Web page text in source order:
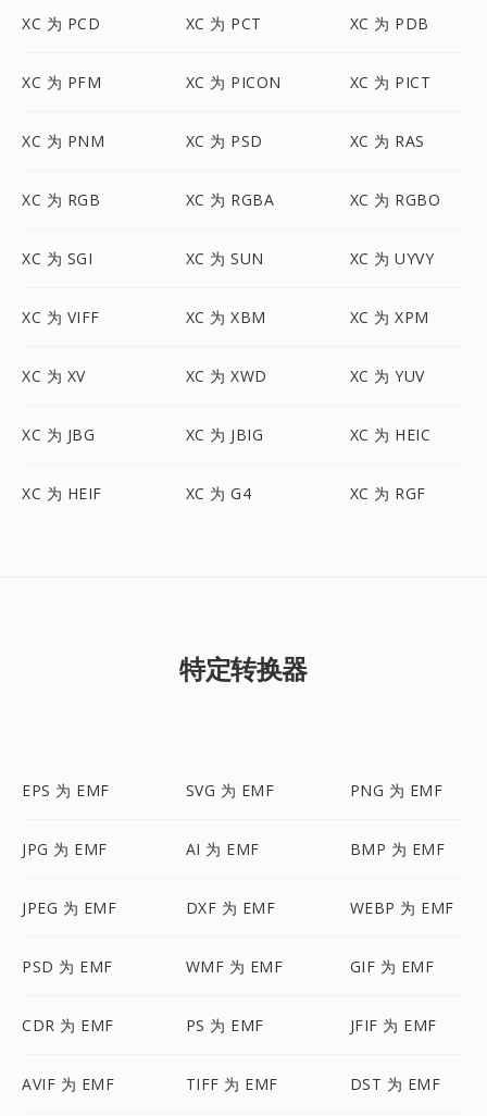
XC 为 PCD XC 为 PCT XC 为 PDB
XC 为 PFM XC 为 PICON XC 为 PICT
XC 为 PNM XC 为 PSD XC 为 RAS
XC 为 RGB XC 为 RGBA XC 为 RGBO
XC 为 SGI XC 为 SUN XC 为 UYVY
XC 为 VIFF XC 为 XBM XC 为 XPM
XC 为 XV XC 为 XWD XC 为 YUV
XC 为 JBG XC 为 JBIG XC 为 HEIC
XC 为 HEIF XC 为 G4 XC 为 RGF
特定转换器
EPS 为 EMF SVG 为 EMF PNG 为 EMF
JPG 为 EMF AI 为 EMF BMP 为 EMF
JPEG 为 EMF DXF 为 EMF WEBP 为 EMF
PSD 为 EMF WMF 为 EMF GIF 为 EMF
CDR 为 EMF PS 为 EMF JFIF 为 EMF
AVIF 为 EMF TIFF 为 EMF DST 为 EMF